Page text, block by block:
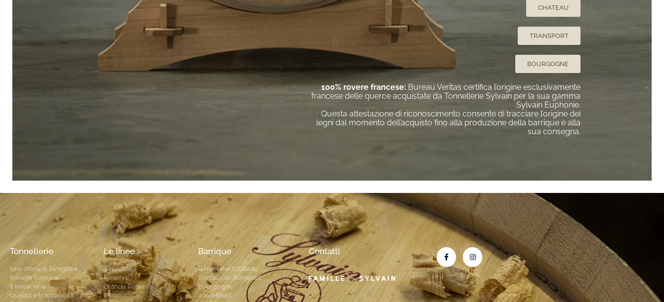
CHATEAU
TRANSPORT
BOURGOGNE
100% rovere francese: Bureau Veritas certifica l’origine esclusivamente
francese delle querce acquistate da Tonnellerie Sylvain per la sua gamma
Sylvain Euphonie.
Questa attestazione di riconoscimento consente di tracciare l’origine dei
legni dal momento dell’acquisto fino alla produzione della barrique e alla
sua consegna.
Tonnellerie
Una storia di famiglia e
Rovere francese
Il know how
Qualità e tracciabilità
Le linee
Sélection
Réserve
Grande Réserve
Blanc
Barrique
Bordelaise Château
Bordelaise Transport
Bourgogne
400 a 600 L
Contatti